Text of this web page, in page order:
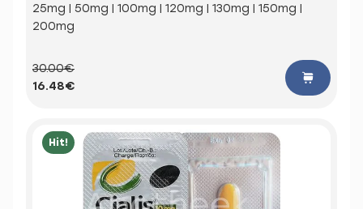
25mg | 50mg | 100mg | 120mg | 130mg | 150mg |
200mg
30.00€
16.48€
Hit!